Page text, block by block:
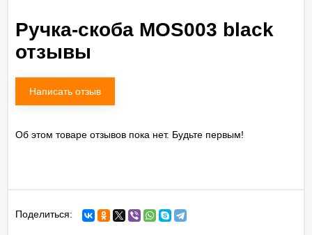
Ручка-скоба MOS003 black
отзывы
Написать отзыв
Об этом товаре отзывов пока нет. Будьте первым!
Поделиться: